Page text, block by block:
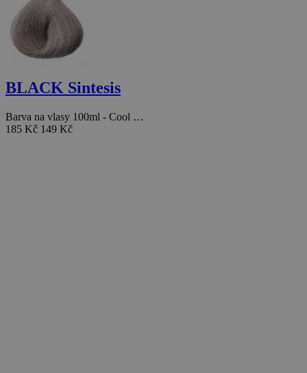
BLACK Sintesis
Barva na vlasy 100ml - Cool …
185 Kč 149 Kč